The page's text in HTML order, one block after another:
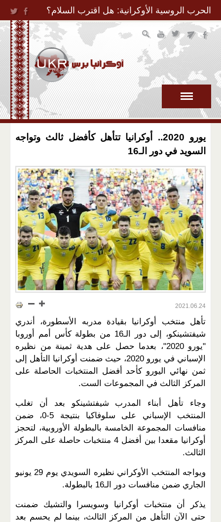
Jump to Navigation
الحرب الروسية الأوكرانية: هل اقترب السلام؟
يورو 2020.. أوكرانيا تتأهل كأفضل ثالث وتواجه
السويد في دور الـ16
2021.06.24
تأهل منتخب أوكرانيا بقيادة مدربه الأسطورة، أندري
شيفتشينكو، إلى دور الـ16 من بطولة كأس أمم أوروبا
"يورو 2020"، بعدما حصل على هدية ثمينة من نظيره
الإسباني في يورو 2020، حيث ضمنت أوكرانيا التأهل إلى
ثمن نهائي اليورو كأحد أفضل المنتخبات الحاصلة على
المركز الثالث في المجموعات الست.
وجاء تأهل أبناء المدرب شيفتشينكو بعد أن تغلب
المنتخب الإسباني على سلوفاكيا بنتيجة 5-0، ضمن
منافسات المجموعة الخامسة بالبطولة الأوروبية، لتحجز
أوكرانيا مقعدا بين أفضل 4 منتخبات حاصلة على المركز
الثالث.
ويواجه المنتخب الأوكراني نظيره السويدي يوم 29 يونيو
الجاري ضمن منافسات دور الـ16 بالبطولة.
يذكر أن منتخبات أوكرانيا وسويسرا والتشيك ضمنت
حتى الآن التأهل من المركز الثالث، بينما لم يحسم بعد